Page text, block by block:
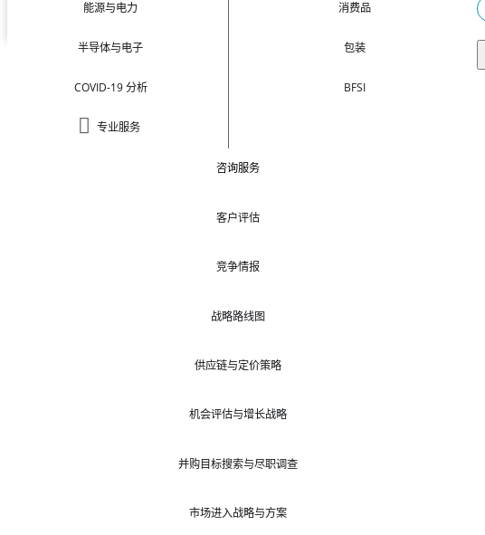
能源与电力
半导体与电子
COVID-19 分析
专业服务
消费品
包装
BFSI
咨询服务
客户评估
竞争情报
战略路线图
供应链与定价策略
机会评估与增长战略
并购目标搜索与尽职调查
市场进入战略与方案